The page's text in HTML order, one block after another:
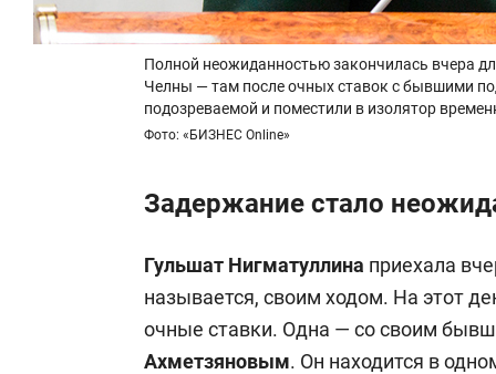
Полной неожиданностью закончилась вчера
Челны — там после очных ставок с бывшими
подозреваемой и поместили в изолятор
Фото: «БИЗНЕС Online»
Задержание стало
Гульшат Нигматуллина приехала
называется, своим ходом. На этот
очные ставки. Одна — со своим
Ахметзяновым. Он находится в